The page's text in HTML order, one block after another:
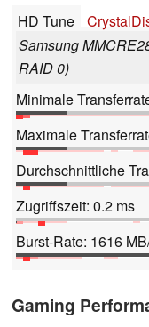
HD Tune
Samsung
RAID 0)
Minimale
Maximale
Durchschnittliche
Zugriffszeit: 0.2 ms
Burst-Rate: 1616
Gaming